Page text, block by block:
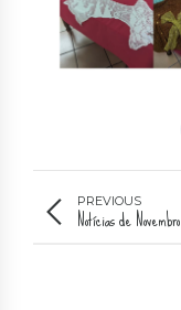
PREVIOUS
Notícias de Novembro